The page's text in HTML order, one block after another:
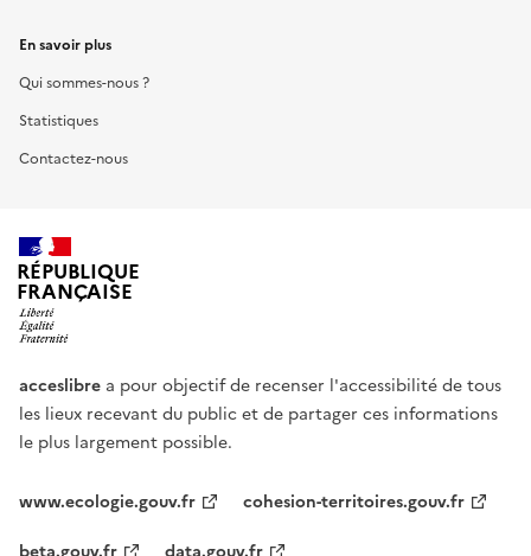
En savoir plus
Qui sommes-nous ?
Statistiques
Contactez-nous
RÉPUBLIQUE
FRANÇAISE
acceslibre a pour objectif de recenser l'accessibilité de tous
les lieux recevant du public et de partager ces informations
le plus largement possible.
www.ecologie.gouv.fr
cohesion-territoires.gouv.fr